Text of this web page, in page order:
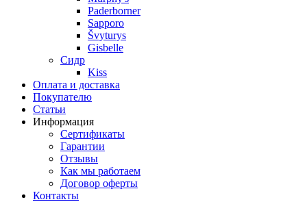
Paderborner
Sapporo
Švyturys
Gisbelle
Сидр
Kiss
Оплата и доставка
Покупателю
Статьи
Информация
Сертификаты
Гарантии
Отзывы
Как мы работаем
Договор оферты
Контакты